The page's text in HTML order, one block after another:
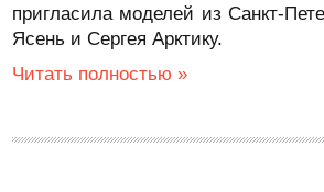
пригласила моделей из Санкт-
Ясень и Сергея Арктику.
Читать полностью »